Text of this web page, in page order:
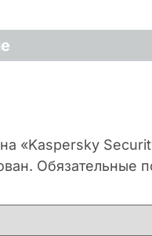
«Kaspersky
Обязательные